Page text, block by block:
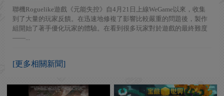
聯機Roguelike遊戲《元能失控》自4月21日上線WeGame以來，收集
到了大量的玩家反饋。在迅速地修複了影響比較嚴重的問題後，製作
組開始了著手優化玩家的體驗。在看到很多玩家對於遊戲的最終難度
——...
[更多相關新聞]